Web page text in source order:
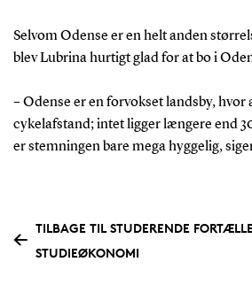
Selvom Odense er en helt anden
blev Lubrina hurtigt glad for at bo i
– Odense er en forvokset landsby, hvor
cykelafstand; intet ligger længere end
er stemningen bare mega hyggelig,
TILBAGE TIL STUDERENDE
STUDIEØKONOMI